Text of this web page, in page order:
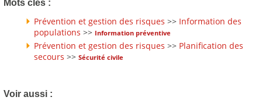
Mots clés :
Prévention et gestion des risques >> Information des
populations >> Information préventive
Prévention et gestion des risques >> Planification des
secours >> Sécurité civile
Voir aussi :